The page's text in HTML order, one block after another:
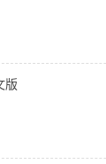
版